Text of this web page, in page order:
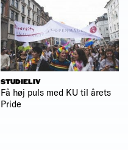
STUDIELIV
Få høj puls med KU til årets
Pride